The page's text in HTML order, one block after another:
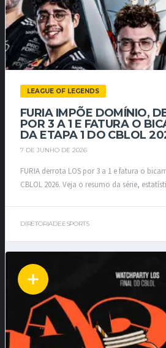
LEAGUE OF LEGENDS
FURIA IMPÕE DOMÍNIO,
POR 3 A 1 E FATURA O
DA ETAPA 1 DO CBLOL
7 DE JUNHO DE 2026
FURIA derrota LOS por 3 a 1 e fatura o
CBLOL 2026. Veja o resumo da série,
DIRETORIADEESPORTS